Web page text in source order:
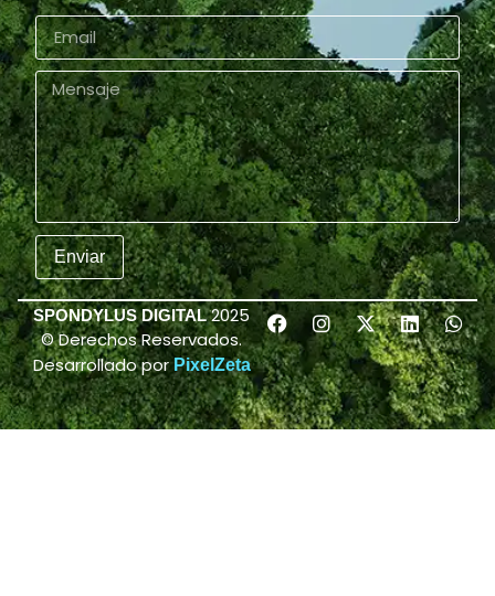
Enviar
SPONDYLUS DIGITAL2025
© Derechos Reservados.
Desarrollado por PixelZeta